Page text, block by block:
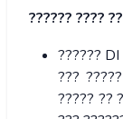
?????? ????
??????
???
????? ??